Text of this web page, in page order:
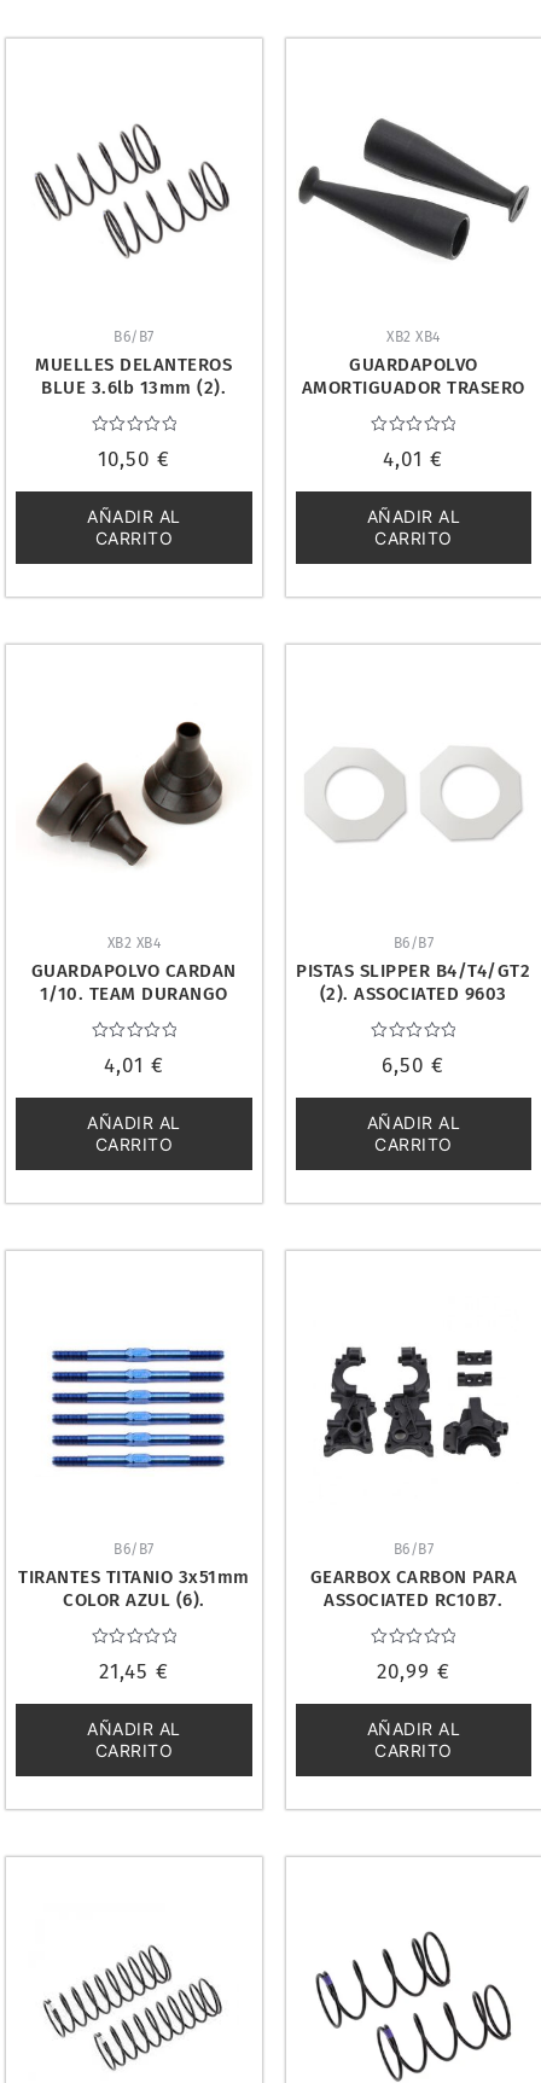
B6/B7
MUELLES DELANTEROS
BLUE 3.6lb 13mm (2).
ASSOCIATED 91942
con
de
5
10,50 €
AÑADIR AL
CARRITO
XB2 XB4
GUARDAPOLVO
AMORTIGUADOR TRASERO
BUGGY 1/10. TEAM
DURANGO TD330017
con
de
5
4,01€
AÑADIR AL
CARRITO
XB2 XB4
GUARDAPOLVO CARDAN
1/10. TEAM DURANGO
TD310023
con
de
5
4,01 €
AÑADIR AL
CARRITO
B6/B7
PISTAS SLIPPER B4/T4/GT2
(2). ASSOCIATED 9603
con
de
5
6,50€
AÑADIR AL
CARRITO
B6/B7
TIRANTES TITANIO 3x51mm
COLOR AZUL (6).
ASSOCIATED 1282
con
de
5
21,45 €
AÑADIR AL
CARRITO
B6/B7
GEARBOX CARBON PARA
ASSOCIATED RC10B7.
FACTORY TEAM 92406
con
de
5
20,99 €
AÑADIR AL
CARRITO